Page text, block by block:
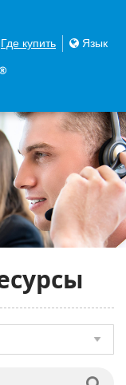
Где купить Язык